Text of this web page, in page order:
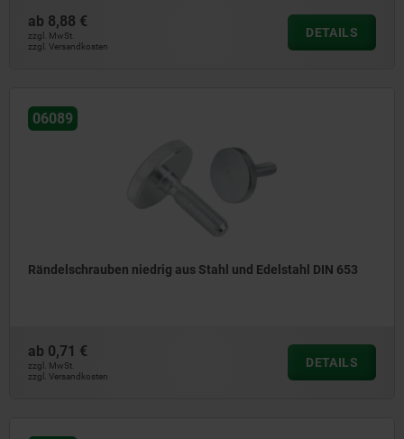
ab 8,88 €
zzgl. MwSt.
zzgl. Versandkosten
DETAILS
06089
Rändelschrauben niedrig aus Stahl und Edelstahl DIN 653
ab 0,71 €
zzgl. MwSt.
zzgl. Versandkosten
DETAILS